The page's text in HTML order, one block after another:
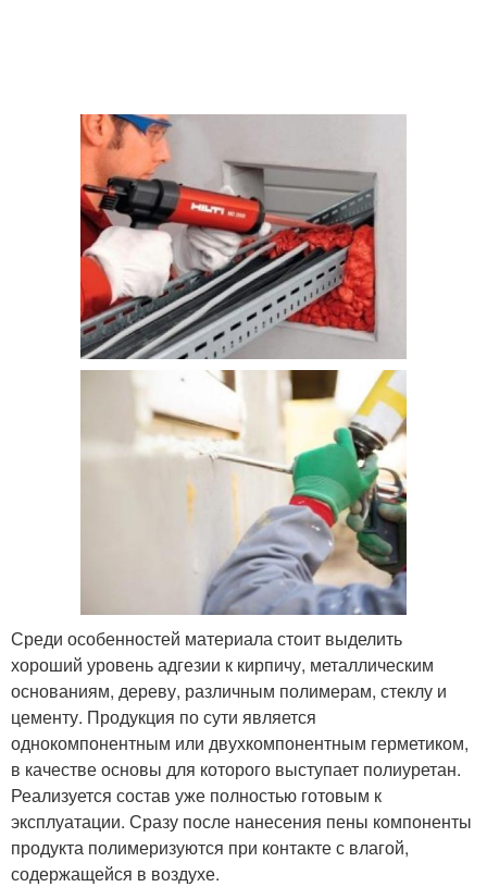
Среди особенностей материала стоит выделить
хороший уровень адгезии к кирпичу, металлическим
основаниям, дереву, различным полимерам, стеклу и
цементу. Продукция по сути является
однокомпонентным или двухкомпонентным герметиком,
в качестве основы для которого выступает полиуретан.
Реализуется состав уже полностью готовым к
эксплуатации. Сразу после нанесения пены компоненты
продукта полимеризуются при контакте с влагой,
содержащейся в воздухе.